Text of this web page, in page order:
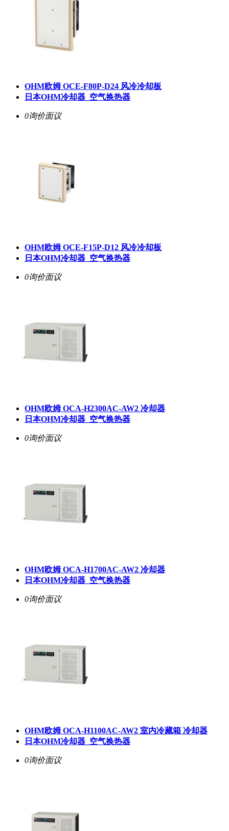
OHM欧姆 OCE-F80P-D24 风冷冷却板
日本OHM冷却器_空气换热器
0询价面议
OHM欧姆 OCE-F15P-D12 风冷冷却板
日本OHM冷却器_空气换热器
0询价面议
OHM欧姆 OCA-H2300AC-AW2 冷却器
日本OHM冷却器_空气换热器
0询价面议
OHM欧姆 OCA-H1700AC-AW2 冷却器
日本OHM冷却器_空气换热器
0询价面议
OHM欧姆 OCA-H1100AC-AW2 室内冷藏箱 冷却器
日本OHM冷却器_空气换热器
0询价面议